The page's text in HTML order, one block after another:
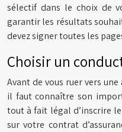
sélectif dans le choix de
garantir les résultats
devez signer toutes les
Choisir un
Avant de vous ruer vers une
il faut connaître son
tout à fait légal d’inscrire
sur votre contrat